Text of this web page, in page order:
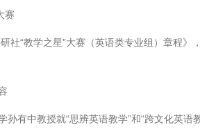
赛
社“教学之星”大赛（英语类专业组）章程
孙有中教授就“思辨英语教学”和“跨文化英